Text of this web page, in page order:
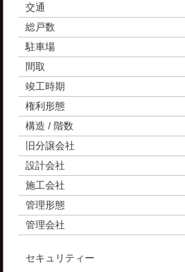
交通
総戸数
駐車場
間取
竣工時期
権利形態
構造 / 階数
旧分譲会社
設計会社
施工会社
管理形態
管理会社
セキュリティー